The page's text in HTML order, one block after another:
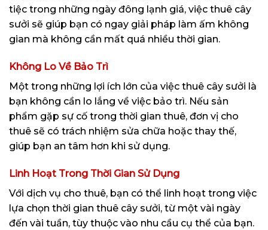
tiệc trong những ngày đông lạnh giá, việc thuê cây
sưởi sẽ giúp bạn có ngay giải pháp làm ấm không
gian mà không cần mất quá nhiều thời gian.
Không Lo Về Bảo Trì
Một trong những lợi ích lớn của việc thuê cây sưởi là
bạn không cần lo lắng về việc bảo trì. Nếu sản
phẩm gặp sự cố trong thời gian thuê, đơn vị cho
thuê sẽ có trách nhiệm sửa chữa hoặc thay thế,
giúp bạn an tâm hơn khi sử dụng.
Linh Hoạt Trong Thời Gian Sử Dụng
Với dịch vụ cho thuê, bạn có thể linh hoạt trong việc
lựa chọn thời gian thuê cây sưởi, từ một vài ngày
đến vài tuần, tùy thuộc vào nhu cầu cụ thể của bạn.